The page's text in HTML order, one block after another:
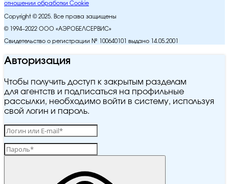
отношении обработки Cookie
Copyright © 2025. Все права защищены
© 1994–2022 ООО «АЭРОБЕЛСЕРВИС»
Свидетельство о регистрации № 100640101 выдано 14.05.2001
Авторизация
Чтобы получить доступ к закрытым разделам
для агентств и подписаться на профильные
рассылки, необходимо войти в систему, используя
свой логин и пароль.